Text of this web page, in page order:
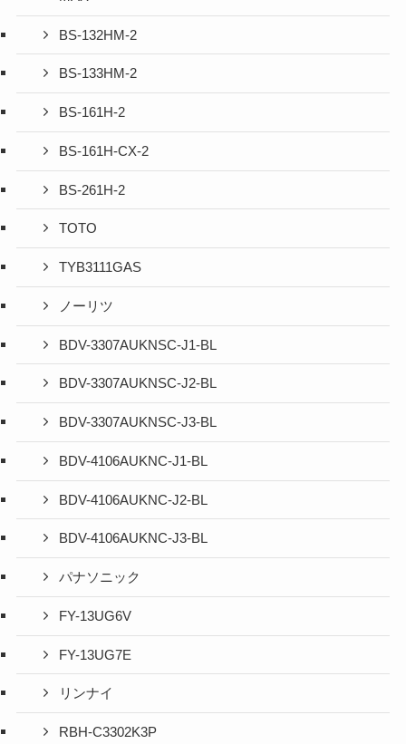
BS-132HM-2
BS-133HM-2
BS-161H-2
BS-161H-CX-2
BS-261H-2
TOTO
TYB3111GAS
ノーリツ
BDV-3307AUKNSC-J1-BL
BDV-3307AUKNSC-J2-BL
BDV-3307AUKNSC-J3-BL
BDV-4106AUKNC-J1-BL
BDV-4106AUKNC-J2-BL
BDV-4106AUKNC-J3-BL
パナソニック
FY-13UG6V
FY-13UG7E
リンナイ
RBH-C3302K3P